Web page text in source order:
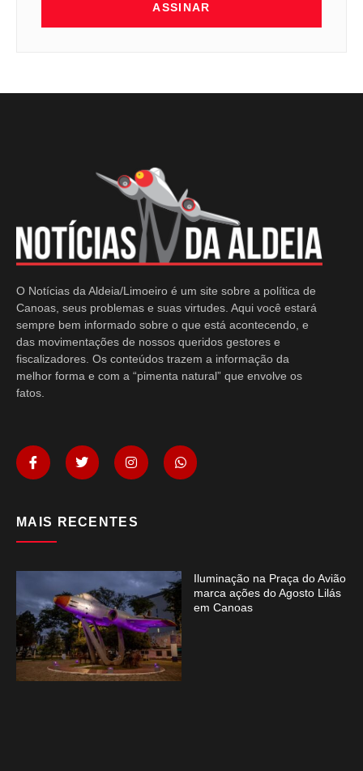
ASSINAR
O Notícias da Aldeia/Limoeiro é um site sobre a política de
Canoas, seus problemas e suas virtudes. Aqui você estará
sempre bem informado sobre o que está acontecendo, e
das movimentações de nossos queridos gestores e
fiscalizadores. Os conteúdos trazem a informação da
melhor forma e com a “pimenta natural” que envolve os
fatos.
MAIS RECENTES
Iluminação na Praça do Avião
marca ações do Agosto Lilás
em Canoas